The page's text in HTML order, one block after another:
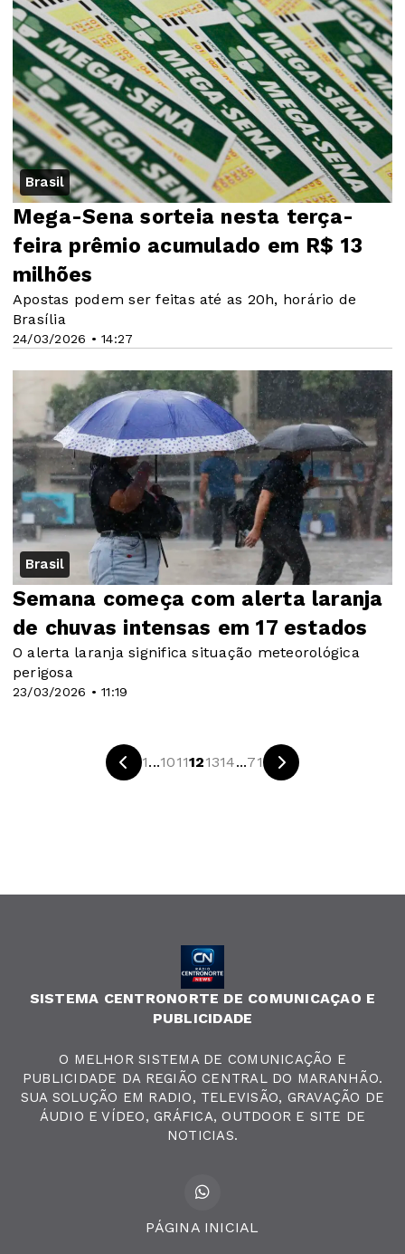
Brasil
24/03/2026 • 14:27
Mega-Sena sorteia nesta terça-
feira prêmio acumulado em R$ 13
milhões
Apostas podem ser feitas até as 20h, horário de
Brasília
Brasil
23/03/2026 • 11:19
Semana começa com alerta laranja
de chuvas intensas em 17 estados
O alerta laranja significa situação meteorológica
perigosa
1...1011121314...71
SISTEMA CENTRONORTE DE COMUNICAÇAO E
PUBLICIDADE
O MELHOR SISTEMA DE COMUNICAÇÃO E
PUBLICIDADE DA REGIÃO CENTRAL DO MARANHÃO.
SUA SOLUÇÃO EM RADIO, TELEVISÃO, GRAVAÇÃO DE
ÁUDIO E VÍDEO, GRÁFICA, OUTDOOR E SITE DE
NOTICIAS.
PÁGINA INICIAL